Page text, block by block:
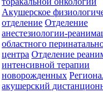
Акушерское
отделение Отделение
анестезиологии-
областного
центра Отделение
интенсивной терапии
новорожденных
акушерский